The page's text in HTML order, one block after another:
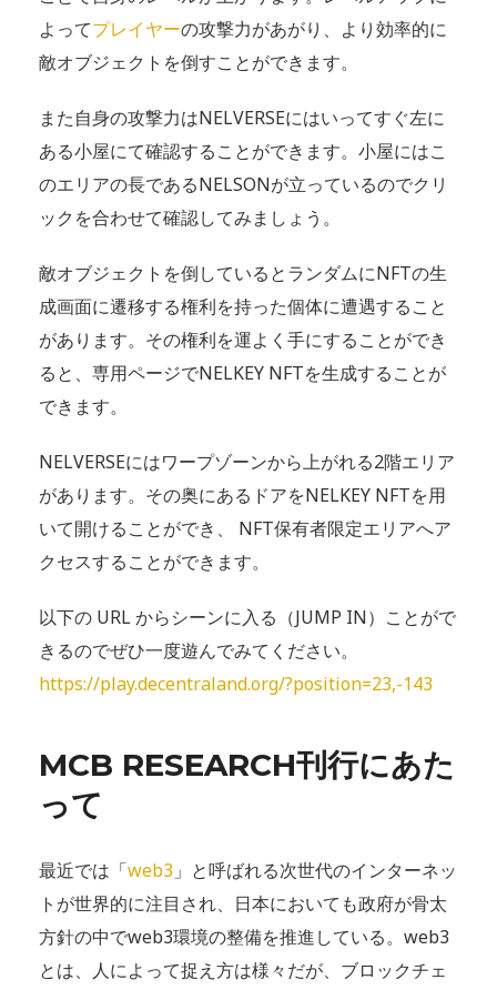
よってプレイヤーの攻撃力があがり、より効率的に
敵オブジェクトを倒すことができます。
また自身の攻撃力はNELVERSEにはいってすぐ左に
ある小屋にて確認することができます。小屋にはこ
のエリアの長であるNELSONが立っているのでクリ
ックを合わせて確認してみましょう。
敵オブジェクトを倒しているとランダムにNFTの生
成画面に遷移する権利を持った個体に遭遇すること
があります。その権利を運よく手にすることができ
ると、専用ページでNELKEY NFTを生成することが
できます。
NELVERSEにはワープゾーンから上がれる2階エリア
があります。その奥にあるドアをNELKEY NFTを用
いて開けることができ、 NFT保有者限定エリアへア
クセスすることができます。
以下の URL からシーンに入る（JUMP IN）ことがで
きるのでぜひ一度遊んでみてください。
https://play.decentraland.org/?position=23,-143
MCB RESEARCH刊行にあた
って
最近では「web3 」と呼ばれる次世代のインターネッ
トが世界的に注目され、日本においても政府が骨太
方針の中でweb3環境の整備を推進している。web3
とは、人によって捉え方は様々だが、ブロックチェ